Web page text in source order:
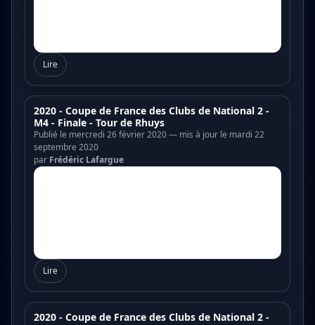
Lire
2020 - Coupe de France des Clubs de National 2 -
M4 - Finale - Tour de Rhuys
Publié le mercredi 26 février 2020 — mis à jour le mardi 22
septembre 2020
par Frédéric Lafargue
Lire
2020 - Coupe de France des Clubs de National 2 -